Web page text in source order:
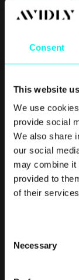
Consent
This website
We use
provide social
We also share
our social
may combine it
provided to
of their
Necessary